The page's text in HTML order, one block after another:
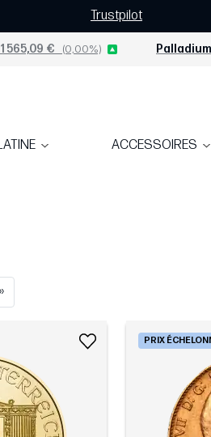
Trustpilot
1 565,09 € (0,00%) Palladium
ACCESSOIRES
»
PRIX